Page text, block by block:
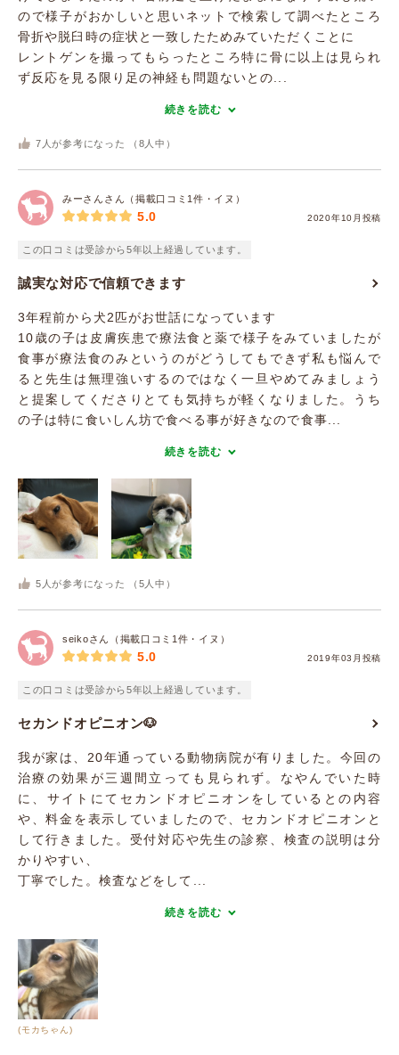
ので様子がおかしいと思いネットで検索して調べたところ
骨折や脱臼時の症状と一致したためみていただくことに
レントゲンを撮ってもらったところ特に骨に以上は見られ
ず反応を見る限り足の神経も問題ないとの...
続きを読む
7 人が参考になった （ 8 人中）
みーさんさん（掲載口コミ1件・イヌ）
2020年10月投稿
5.0
この口コミは受診から5年以上経過しています。
誠実な対応で信頼できます
3年程前から犬2匹がお世話になっています
10歳の子は皮膚疾患で療法食と薬で様子をみていましたが
食事が療法食のみというのがどうしてもできず私も悩んで
ると先生は無理強いするのではなく一旦やめてみましょう
と提案してくださりとても気持ちが軽くなりました。うち
の子は特に食いしん坊で食べる事が好きなので食事...
続きを読む
5 人が参考になった （ 5 人中）
seikoさん（掲載口コミ1件・イヌ）
2019年03月投稿
5.0
この口コミは受診から5年以上経過しています。
セカンドオピニオン🐶
我が家は、20年通っている動物病院が有りました。今回の
治療の効果が三週間立っても見られず。なやんでいた時
に、サイトにてセカンドオピニオンをしているとの内容
や、料金を表示していましたので、セカンドオピニオンと
して行きました。受付対応や先生の診察、検査の説明は分
かりやすい、
丁寧でした。検査などをして...
続きを読む
(モカちゃん)